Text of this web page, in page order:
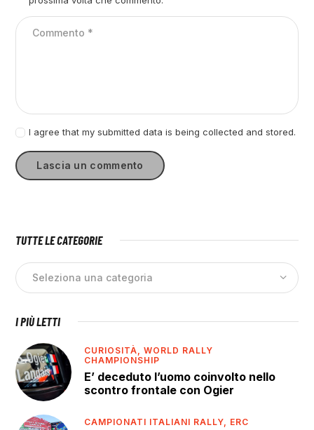
I agree that my submitted data is being collected and stored.
TUTTE LE CATEGORIE
I PIÙ LETTI
CURIOSITÀ,WORLD RALLY
CHAMPIONSHIP
E’ deceduto l’uomo coinvolto nello
scontro frontale con Ogier
CAMPIONATI ITALIANI RALLY, ERC